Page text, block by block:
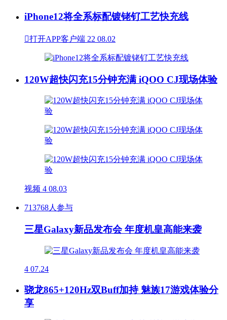
iPhone12将全系标配镀铑钌工艺快充线
打开APP客户端 22 08.02
120W超快闪充15分钟充满 iQOO CJ现场体验
视频 4 08.03
713768人参与
三星Galaxy新品发布会 年度机皇高能来袭
4 07.24
骁龙865+120Hz双Buff加持 魅族17游戏体验分
享